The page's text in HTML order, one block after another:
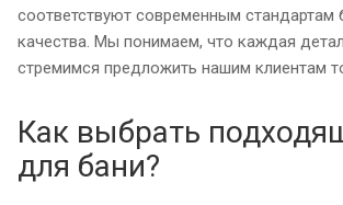
соответствуют современным стандартам
качества. Мы понимаем, что каждая
стремимся предложить нашим клиентам
Как выбрать
для бани?